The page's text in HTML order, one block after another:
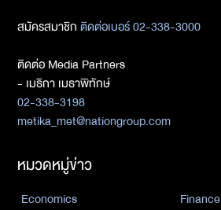
สมัครสมาชิกติดต่อเบอร์ 02-338-3000
ติดต่อ Media Partners
- เมธิกา เมธาพิทักษ์
02-338-3198
metika_met@nationgroup.com
หมวดหมู่ข่าว
Economics
Finance